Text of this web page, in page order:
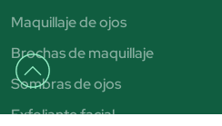
Maquillaje de ojos
Brochas de maquillaje
Sombras de ojos
Exfoliante facial